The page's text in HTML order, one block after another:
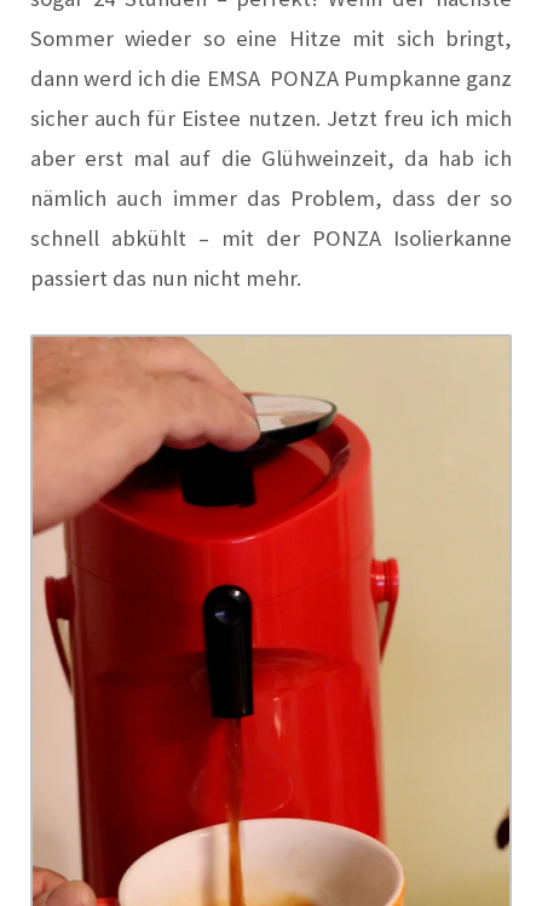
Sommer wieder so eine Hitze mit sich bringt,
dann werd ich die EMSA PONZA Pumpkanne ganz
sicher auch für Eistee nutzen. Jetzt freu ich mich
aber erst mal auf die Glühweinzeit, da hab ich
nämlich auch immer das Problem, dass der so
schnell abkühlt – mit der PONZA Isolierkanne
passiert das nun nicht mehr.